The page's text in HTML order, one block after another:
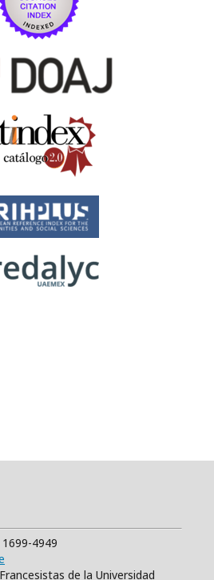
4949
de la Universidad